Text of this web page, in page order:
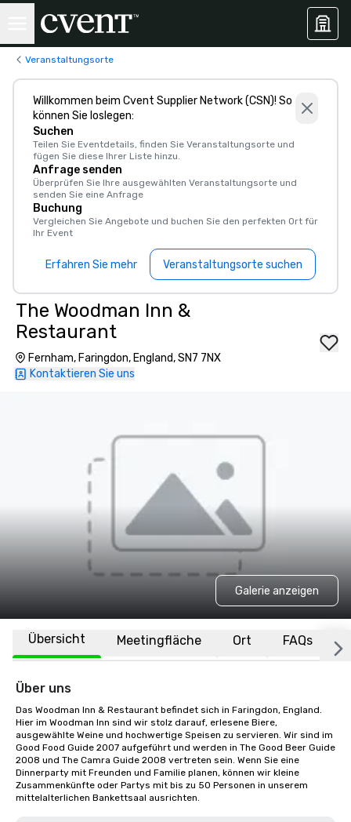
Veranstaltungsorte
Willkommen beim Cvent Supplier Network (CSN)! So
können Sie loslegen:
Suchen
Teilen Sie Eventdetails, finden Sie Veranstaltungsorte und
fügen Sie diese Ihrer Liste hinzu.
Anfrage senden
Überprüfen Sie Ihre ausgewählten Veranstaltungsorte und
senden Sie eine Anfrage
Buchung
Vergleichen Sie Angebote und buchen Sie den perfekten Ort für
Ihr Event
Erfahren Sie mehr Veranstaltungsorte suchen
The Woodman Inn &
Restaurant
Fernham, Faringdon, England, SN7 7NX
Kontaktieren Sie uns
Galerie anzeigen
Übersicht Meetingfläche Ort FAQs
Über uns
Das Woodman Inn & Restaurant befindet sich in Faringdon, England.
Hier im Woodman Inn sind wir stolz darauf, erlesene Biere,
ausgewählte Weine und hochwertige Speisen zu servieren. Wir sind im
Good Food Guide 2007 aufgeführt und werden in The Good Beer Guide
2008 und The Camra Guide 2008 vertreten sein. Wenn Sie eine
Dinnerparty mit Freunden und Familie planen, können wir kleine
Zusammenkünfte oder Partys mit bis zu 50 Personen in unserem
mittelalterlichen Bankettsaal ausrichten.